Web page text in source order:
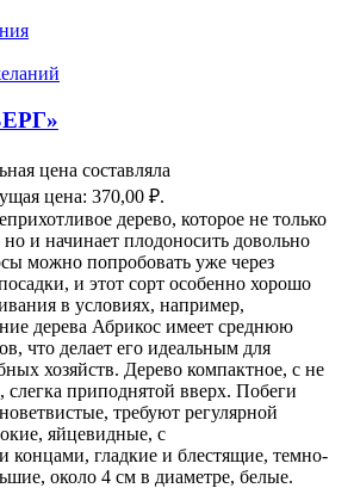
цена составляла
цена: 370,00 ₽.
дерево, которое не только
и начинает плодоносить довольно
можно попробовать уже через
и этот сорт особенно хорошо
в условиях, например,
дерева Абрикос имеет среднюю
что делает его идеальным для
хозяйств. Дерево компактное, с не
слегка приподнятой вверх. Побеги
требуют регулярной
яйцевидные, с
концами, гладкие и блестящие, темно-
около 4 см в диаметре, белые.